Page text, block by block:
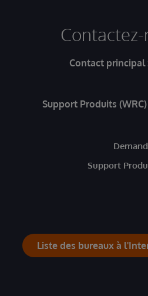
Contact principal
Support Produits (WRC)
Support
Liste des bureaux à